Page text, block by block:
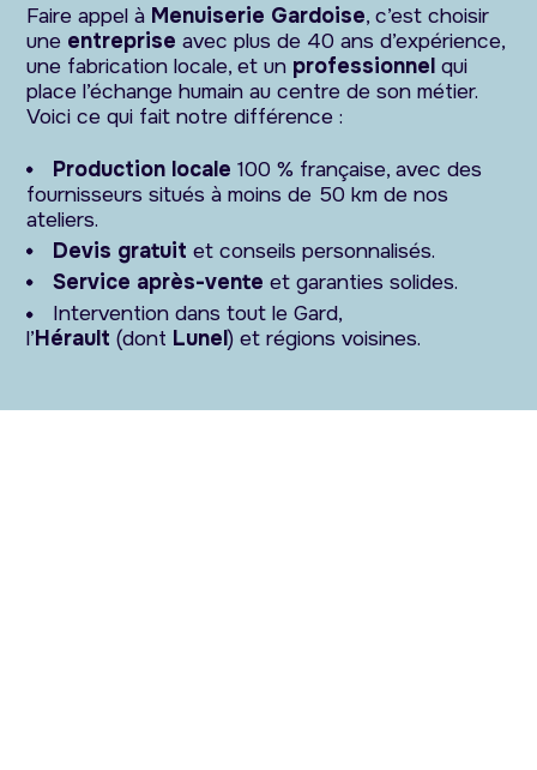
Faire appel à Menuiserie Gardoise, c’est choisir
une entreprise avec plus de 40 ans d’expérience,
une fabrication locale, et un professionnel qui
place l’échange humain au centre de son métier.
Voici ce qui fait notre différence :
Production locale 100 % française, avec des
fournisseurs situés à moins de 50 km de nos
ateliers.
Devis gratuit et conseils personnalisés.
Service après-vente et garanties solides.
Intervention dans tout le Gard,
l’Hérault (dont Lunel) et régions voisines.